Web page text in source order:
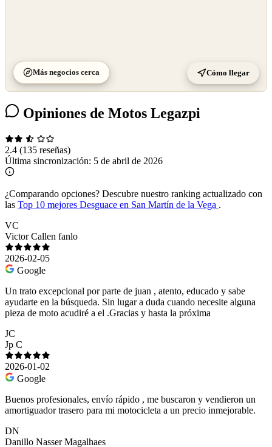
Más negocios cerca Cómo llegar
Opiniones de Motos Legazpi
2.4 (135 reseñas)
Última sincronización: 5 de abril de 2026
¿Comparando opciones? Descubre nuestro ranking actualizado con
las Top 10 mejores Desguace en San Martín de la Vega .
VC
Victor Callen fanlo
2026-02-05
Google
Un trato excepcional por parte de juan , atento, educado y sabe
ayudarte en la búsqueda. Sin lugar a duda cuando necesite alguna
pieza de moto acudiré a el .Gracias y hasta la próxima
JC
Jp C
2026-01-02
Google
Buenos profesionales, envío rápido , me buscaron y vendieron un
amortiguador trasero para mi motocicleta a un precio inmejorable.
DN
Danillo Nasser Magalhaes